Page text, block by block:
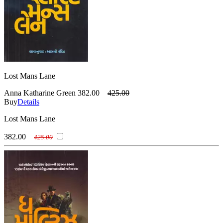
Lost Mans Lane
Anna Katharine Green 382.00
425.00
BuyDetails
Lost Mans Lane
382.00 425.00